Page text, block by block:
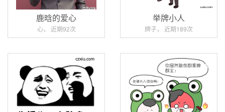
鹿晗的爱心
心， 近期92次
举牌小人
牌子， 近期189次